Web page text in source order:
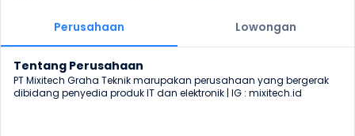
Perusahaan Lowongan
Tentang Perusahaan
PT Mixitech Graha Teknik marupakan perusahaan yang bergerak
dibidang penyedia produk IT dan elektronik | IG : mixitech.id